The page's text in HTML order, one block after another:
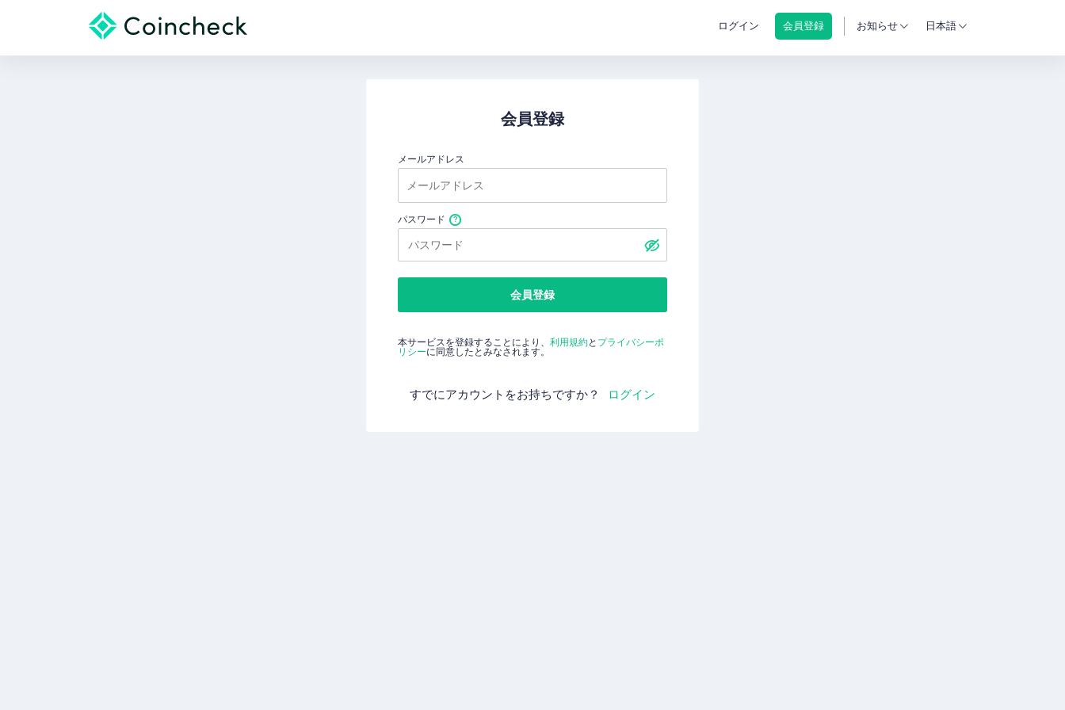
ログイン 会員登録 お知らせ 日本語
会員登録
メールアドレス
パスワード
会員登録
本サービスを登録することにより、 利用規約と プライバシーポ
リシーに同意したとみなされます。
すでにアカウントをお持ちですか？ ログイン